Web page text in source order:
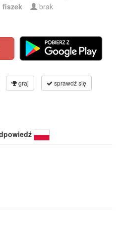
fiszek brak
graj sprawdź się